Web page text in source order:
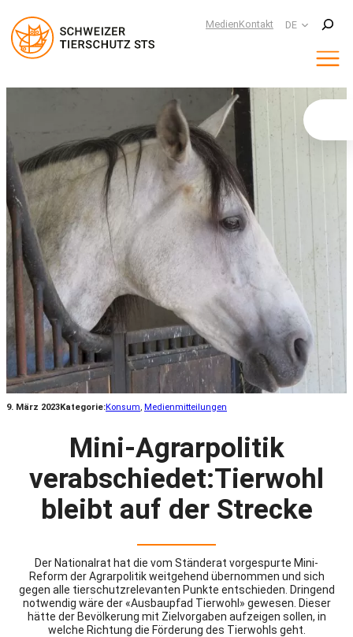
MedienKontakt DE
Suchen
9. März 2023Kategorie:Konsum, Medienmitteilungen
Mini-Agrarpolitik
verabschiedet:Tierwohl
bleibt auf der Strecke
Der Nationalrat hat die vom Ständerat vorgespurte Mini-
Reform der Agrarpolitik weitgehend übernommen und sich
gegen alle tierschutzrelevanten Punkte entschieden. Dringend
notwendig wäre der «Ausbaupfad Tierwohl» gewesen. Dieser
hätte der Bevölkerung mit Zielvorgaben aufzeigen sollen, in
welche Richtung die Förderung des Tierwohls geht.